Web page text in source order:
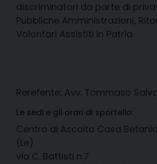
discriminatori da parte di
Pubbliche Amministrazioni,
Volontari Assistiti in Patria.
Rerefente: Avv. Tommaso
Le sedi e gli orari di sportello:
Centro di Ascolto Casa
(Le)
via C. Battisti n.7